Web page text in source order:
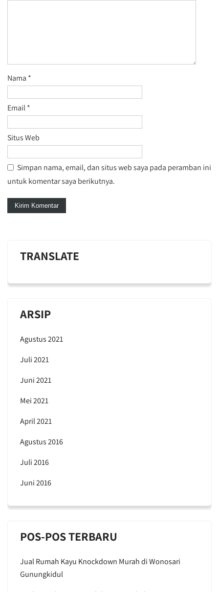
Nama *
Email*
Situs Web
Simpan nama, email, dan situs web saya pada peramban ini
untuk komentar saya berikutnya.
TRANSLATE
ARSIP
Agustus 2021
Juli 2021
Juni 2021
Mei 2021
April 2021
Agustus 2016
Juli 2016
Juni 2016
POS-POS TERBARU
Jual Rumah Kayu Knockdown Murah di Wonosari
Gunungkidul